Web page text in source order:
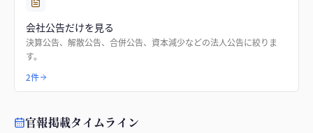
会社公告だけを見る
決算公告、解散公告、合併公告、資本減少などの法人公告に絞りま
す。
2件
官報掲載タイムライン